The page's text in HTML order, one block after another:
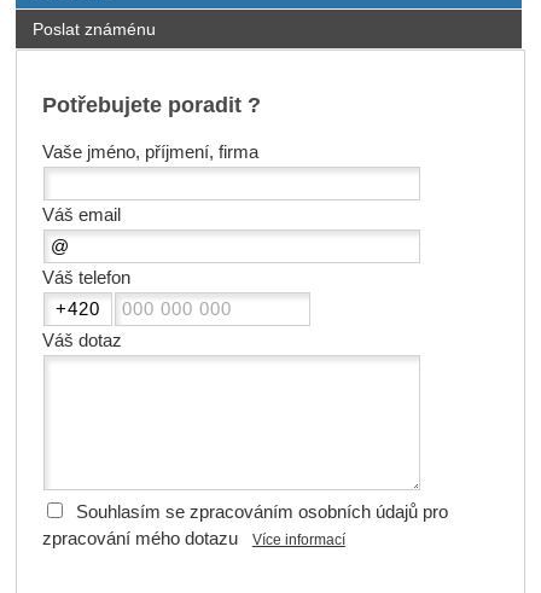
Poslat známénu
Potřebujete poradit ?
Vaše jméno, příjmení, firma
Váš email
Váš telefon
Váš dotaz
Souhlasím se zpracováním osobních údajů pro
zpracování mého dotazu
Více informací